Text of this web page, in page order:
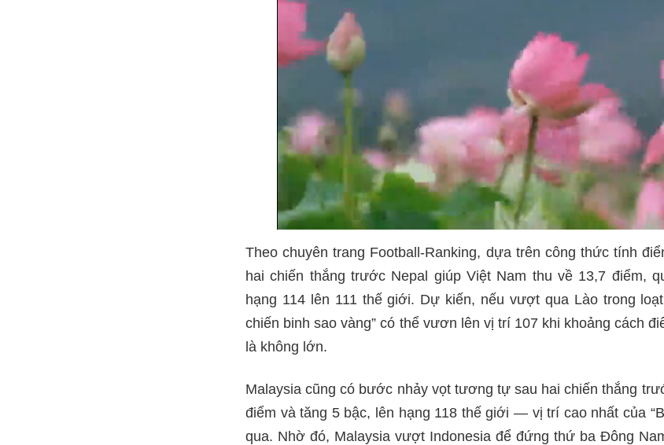
Theo chuyên trang Football-Ranking, dựa trên công thức tính
hai chiến thắng trước Nepal giúp Việt Nam thu về 13,7 điểm,
hạng 114 lên 111 thế giới. Dự kiến, nếu vượt qua Lào trong
chiến binh sao vàng” có thể vươn lên vị trí 107 khi khoảng cách
là không lớn.
Malaysia cũng có bước nhảy vọt tương tự sau hai chiến thắng
điểm và tăng 5 bậc, lên hạng 118 thế giới — vị trí cao nhất của
qua. Nhờ đó, Malaysia vượt Indonesia để đứng thứ ba Đông